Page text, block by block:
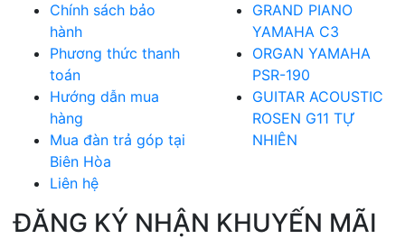
Chính sách bảo
hành
Phương thức thanh
toán
Hướng dẫn mua
hàng
Mua đàn trả góp tại
Biên Hòa
Liên hệ
GRAND PIANO
YAMAHA C3
ORGAN YAMAHA
PSR-190
GUITAR ACOUSTIC
ROSEN G11 TỰ
NHIÊN
ĐĂNG KÝ NHẬN KHUYẾN MÃI